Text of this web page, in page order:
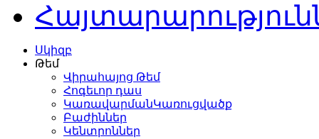
Սկիզբ
Թեմ
Վիրահայոց Թեմ
Հոգեւոր դաս
ԿառավարմանԿառուցվածք
Բաժիններ
Կենտրոններ